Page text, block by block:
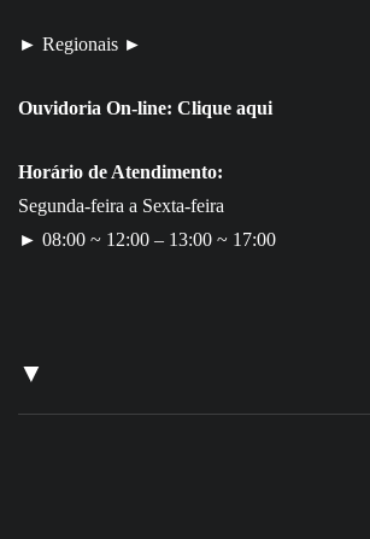
► Regionais ►
Ouvidoria On-line: Clique aqui
Horário de Atendimento:
Segunda-feira a Sexta-feira
► 08:00 ~ 12:00 – 13:00 ~ 17:00
▼